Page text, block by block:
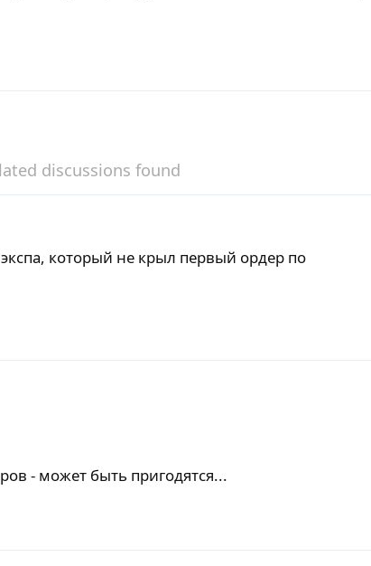
discussions found
который не крыл первый ордер по
- может быть пригодятся...